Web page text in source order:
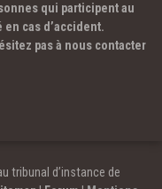
qui participent au
cas d’accident.
pas à nous contacter
tribunal d’instance de